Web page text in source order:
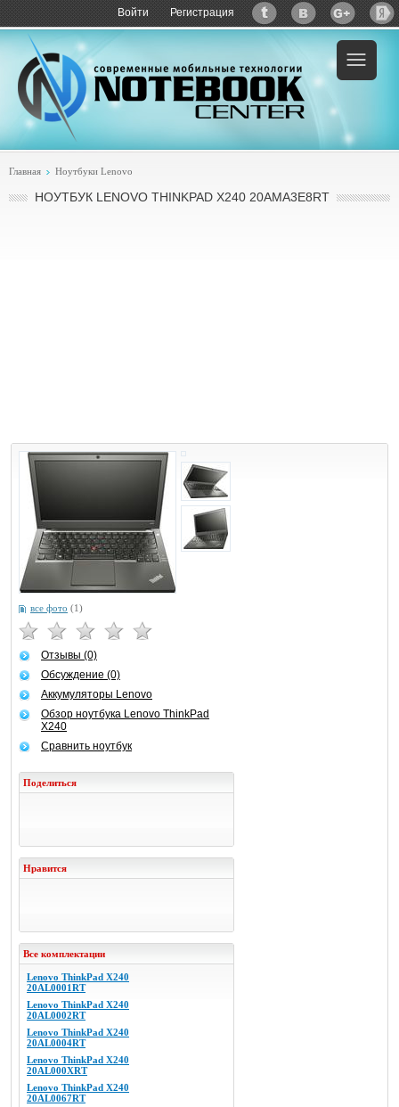
Войти Регистрация
Главная Ноутбуки Lenovo
НОУТБУК LENOVO THINKPAD X240 20AMA3E8RT
все фото (1)
Отзывы (0)
Обсуждение (0)
Аккумуляторы Lenovo
Обзор ноутбука Lenovo ThinkPad
X240
Сравнить ноутбук
Поделиться
Нравится
Все комплектации
Lenovo ThinkPad X240
20AL0001RT
Lenovo ThinkPad X240
20AL0002RT
Lenovo ThinkPad X240
20AL0004RT
Lenovo ThinkPad X240
20AL000XRT
Lenovo ThinkPad X240
20AL0067RT